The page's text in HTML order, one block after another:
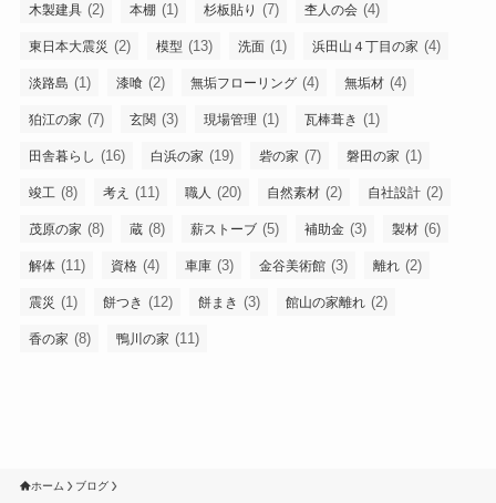
木製建具 (2) 本棚 (1) 杉板貼り (7) 杢人の会 (4)
東日本大震災 (2) 模型 (13) 洗面 (1) 浜田山４丁目の家 (4)
淡路島 (1) 漆喰 (2) 無垢フローリング (4) 無垢材 (4)
狛江の家 (7) 玄関 (3) 現場管理 (1) 瓦棒葺き (1)
田舎暮らし (16) 白浜の家 (19) 砦の家 (7) 磐田の家 (1)
竣工 (8) 考え (11) 職人 (20) 自然素材 (2) 自社設計 (2)
茂原の家 (8) 蔵 (8) 薪ストーブ (5) 補助金 (3) 製材 (6)
解体 (11) 資格 (4) 車庫 (3) 金谷美術館 (3) 離れ (2)
震災 (1) 餅つき (12) 餅まき (3) 館山の家離れ (2)
香の家 (8) 鴨川の家 (11)
ホーム ブログ